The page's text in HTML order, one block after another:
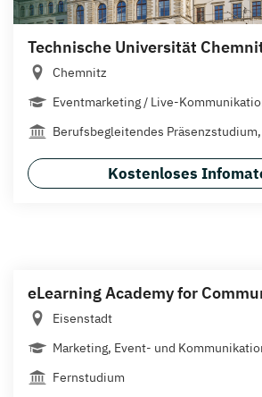
Technische Universität
Chemnitz
Eventmarketing / Live-
Berufsbegleitendes
Kostenloses
eLearning Academy for
Eisenstadt
Marketing, Event- und
Fernstudium